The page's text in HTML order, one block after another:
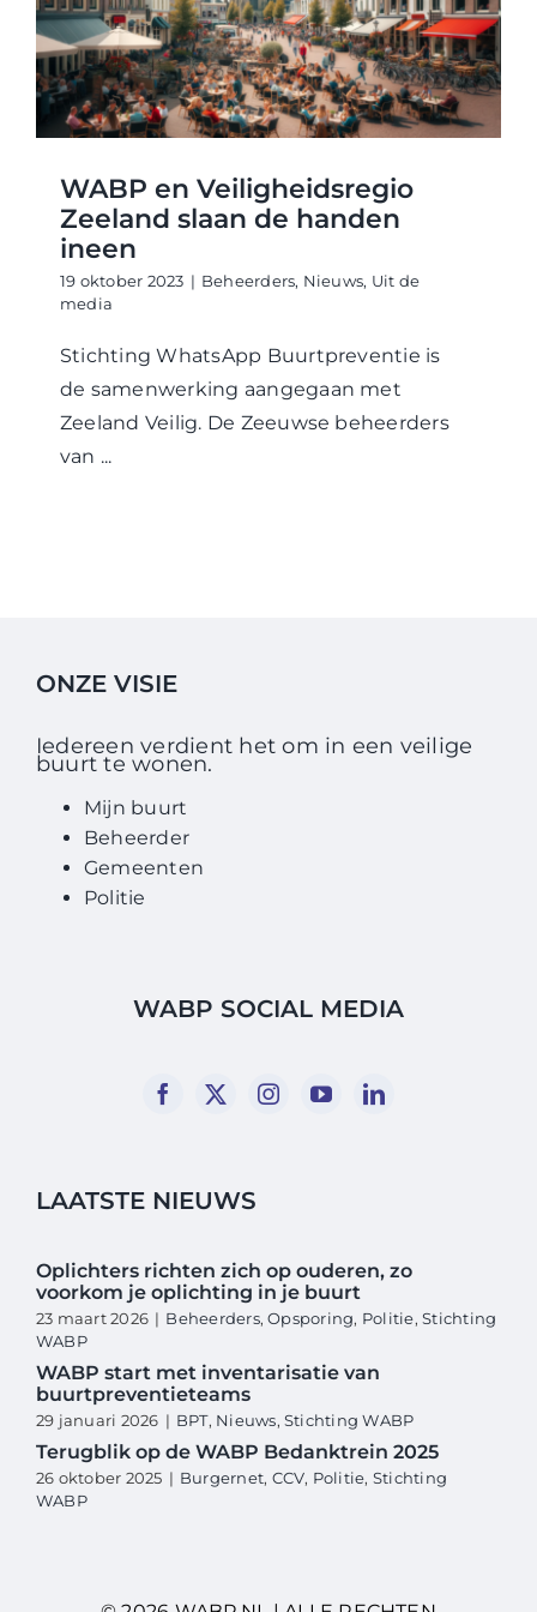
WABP Shop
Contact
WABP en Veiligheidsregio
Zeeland slaan de handen
ineen
19 oktober 2023 | Beheerders, Nieuws, Uit de
media
Stichting WhatsApp Buurtpreventie is
de samenwerking aangegaan met
Zeeland Veilig. De Zeeuwse beheerders
van ...
ONZE VISIE
Iedereen verdient het om in een veilige
buurt te wonen.
Mijn buurt
Beheerder
Gemeenten
Politie
WABP SOCIAL MEDIA
LAATSTE NIEUWS
Oplichters richten zich op ouderen, zo
voorkom je oplichting in je buurt
23 maart 2026 | Beheerders,Opsporing, Politie,Stichting
WABP
WABP start met inventarisatie van
buurtpreventieteams
29 januari 2026 | BPT, Nieuws, Stichting WABP
Terugblik op de WABP Bedanktrein 2025
26 oktober 2025 | Burgernet, CCV, Politie, Stichting
WABP